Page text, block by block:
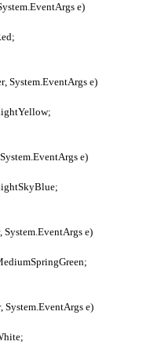
.EventArgs e)
;
, System.EventArgs e)
;
System.EventArgs e)
;
, System.EventArgs e)
;
, System.EventArgs e)
;